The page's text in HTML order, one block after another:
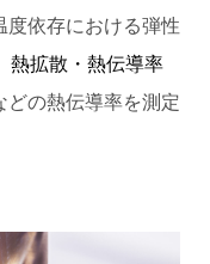
度依存における弾性
熱拡散・熱伝導率
どの熱伝導率を測定